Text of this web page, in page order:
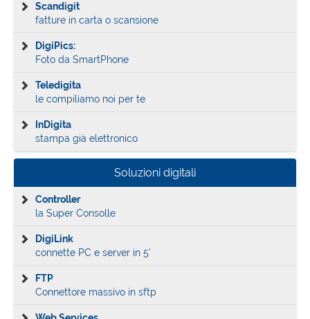
Scandigit
fatture in carta o scansione
DigiPics:
Foto da SmartPhone
Teledigita
le compiliamo noi per te
InDigita
stampa già elettronico
Soluzioni digitali
Controller
la Super Consolle
DigiLink
connette PC e server in 5'
FTP
Connettore massivo in sftp